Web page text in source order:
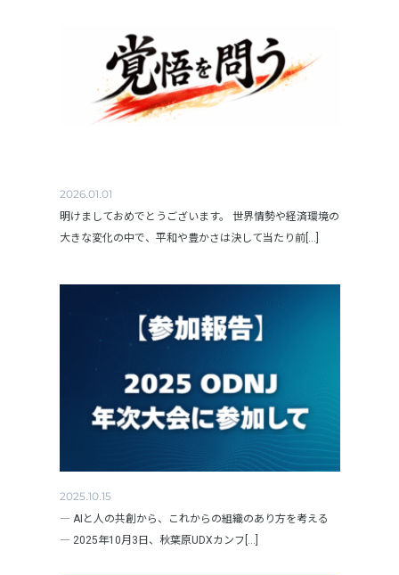
2026.01.01
明けましておめでとうございます。 世界情勢や経済環境の
大きな変化の中で、平和や豊かさは決して当たり前[...]
2025.10.15
― AIと人の共創から、これからの組織のあり方を考える
― 2025年10月3日、秋葉原UDXカンフ[...]